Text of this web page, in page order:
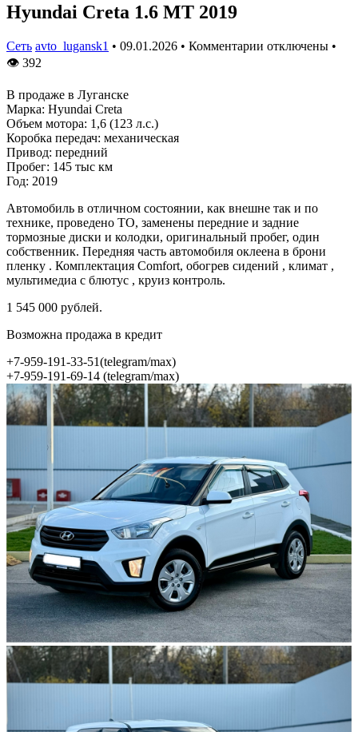
Hyundai Creta 1.6 MT 2019
Сеть avto_lugansk1 • 09.01.2026 • Комментарии отключены •
👁 392
В продаже в Луганске
Марка: Hyundai Creta
Объем мотора: 1,6 (123 л.с.)
Коробка передач: механическая
Привод: передний
Пробег: 145 тыс км
Год: 2019
Автомобиль в отличном состоянии, как внешне так и по
технике, проведено ТО, заменены передние и задние
тормозные диски и колодки, оригинальный пробег, один
собственник. Передняя часть автомобиля оклеена в брони
пленку . Комплектация Comfort, обогрев сидений , климат ,
мультимедиа с блютус , круиз контроль.
1 545 000 рублей.
Возможна продажа в кредит
+7-959-191-33-51(telegram/max)
+7-959-191-69-14 (telegram/max)